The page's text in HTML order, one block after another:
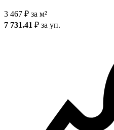
3 467 ₽ за м²
7 731.41 ₽ за уп.